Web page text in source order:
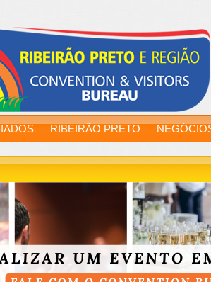
RIBEIRÃO PRETO